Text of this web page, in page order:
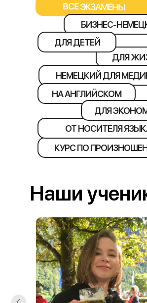
ВСЕ ЭКЗАМЕНЫ
ДЛЯ
НЕМЕЦКИЙ ДЛЯ
НА АНГЛИЙСКОМ
БИЗНЕС-
КУРС ПО
ОТ НОСИТЕЛЯ
ДЛЯ ДЕТЕЙ
ДЛЯ
Наши